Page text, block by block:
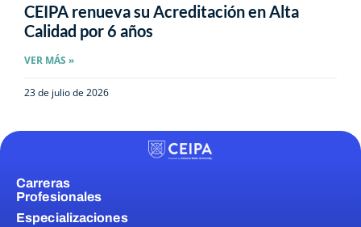
CEIPA renueva su Acreditación en Alta
Calidad por 6 años
VER MÁS »
23 de julio de 2026
Carreras
Profesionales
Especializaciones